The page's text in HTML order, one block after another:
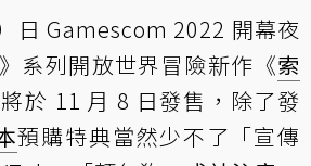
日 Gamescom 2022 開幕夜
系列開放世界冒險新作《索
於 11 月 8 日發售，除了發
預購特典當然少不了「宣傳